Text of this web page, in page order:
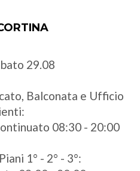
29.08
Balconata e Ufficio
08:30 - 20:00
1° - 2° - 3°: